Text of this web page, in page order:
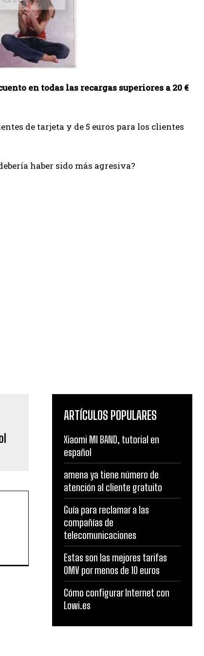
en todas las recargas superiores a 20 €
de tarjeta y de 5 euros para los clientes
haber sido más agresiva?
ARTÍCULOS POPULARES
Xiaomi MI BAND, tutorial en
español
amena ya tiene número de
atención al cliente gratuito
Guía para reclamar a las
compañías de
telecomunicaciones
Estas son las mejores tarifas
OMV por menos de 10 euros
Cómo configurar Internet con
Lowi.es